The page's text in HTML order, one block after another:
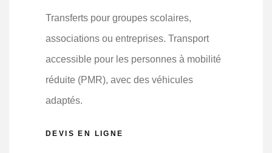
Transferts pour groupes scolaires,
associations ou entreprises. Transport
accessible pour les personnes à mobilité
réduite (PMR), avec des véhicules
adaptés.
DEVIS EN LIGNE